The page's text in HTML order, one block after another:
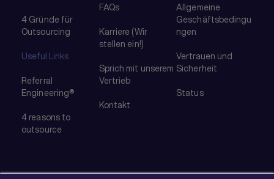
4 Gründe für
Outsourcing
Useful Links
Referral
Engineering®
4 reasons to
outsource
FAQs
Karriere (Wir
stellen ein!)
Sprich mit unserem
Vertrieb
Kontakt
Allgemeine
Geschäftsbedingu
ngen
Vertrauen und
Sicherheit
Status